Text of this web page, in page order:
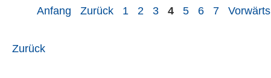
Anfang
Zurück 1 2 3 4 5 6 7 Vorwärts
Zurück